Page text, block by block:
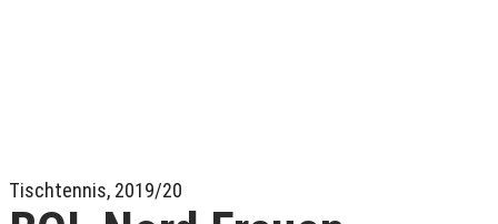
Tischtennis, 2019/20